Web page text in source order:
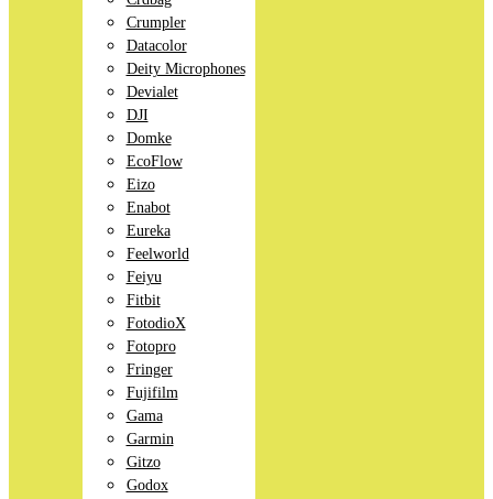
Crumpler
Datacolor
Deity Microphones
Devialet
DJI
Domke
EcoFlow
Eizo
Enabot
Eureka
Feelworld
Feiyu
Fitbit
FotodioX
Fotopro
Fringer
Fujifilm
Gama
Garmin
Gitzo
Godox